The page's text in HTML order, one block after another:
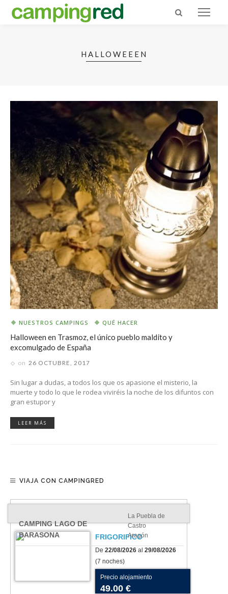
HALLOWEEEN
NUESTROS CAMPINGS QUÉ HACER
Halloween en Trasmoz, el único pueblo maldito y
excomulgado de España
on 26 OCTUBRE, 2017
Sin lugar a dudas, a todos los que os apasione el misterio, la
muerte y todo lo que le rodea viviréis la noche de los difuntos con
gran estupor y
LEER MÁS
VIAJA CON CAMPINGRED
CAMPING LAGO DE
BARASONA
La Puebla de
Castro
Aragón
FRIGORIFICO
De 22/08/2026 al 29/08/2026
(7 noches)
Precio alojamiento
49.00 €